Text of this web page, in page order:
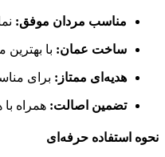
مناسب مردان موفق:
ساخت عمان: با بهترین
هدیه‌ای ممتاز: برای
تضمین اصالت: همراه
نحوه استفاده حرفه‌ای